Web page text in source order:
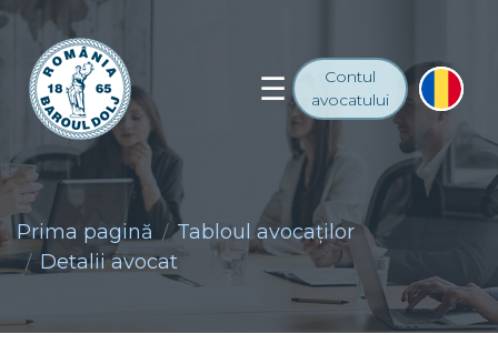
Contul
avocatului
Prima pagină
Tabloul avocaţilor
Detalii avocat